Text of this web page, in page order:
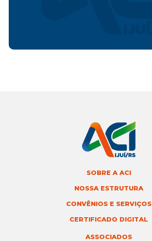
SOBRE A ACI
NOSSA ESTRUTURA
CONVÊNIOS E SERVIÇOS
CERTIFICADO DIGITAL
ASSOCIADOS